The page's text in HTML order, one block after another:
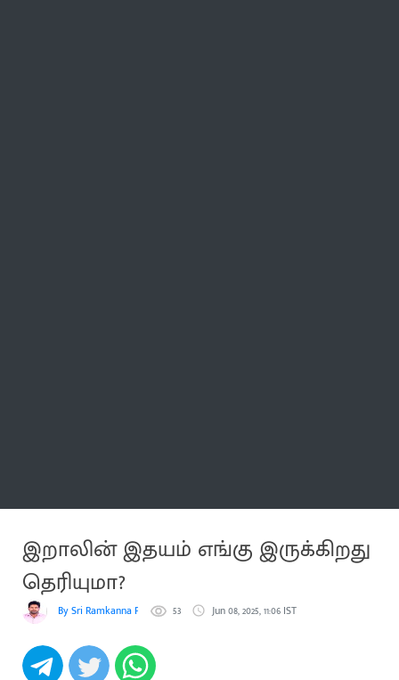
இறாலின் இதயம் எங்கு இருக்கிறது
தெரியுமா?
By Sri Ramkanna Pooranachandiran
53 Jun 08, 2025, 11:06 IST